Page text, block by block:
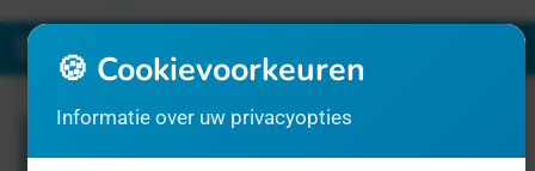
Zoeken
🍪 Cookievoorkeuren
Informatie over uw privacyopties